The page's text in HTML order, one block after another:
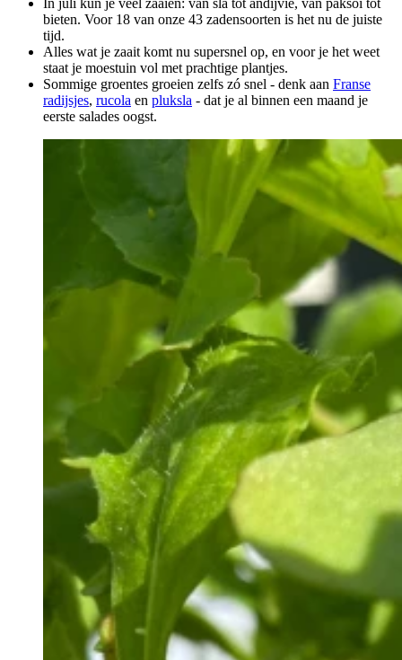
In juli kun je veel zaaien: van sla tot andijvie, van paksoi tot
bieten. Voor 18 van onze 43 zadensoorten is het nu de juiste
tijd.
Alles wat je zaait komt nu supersnel op, en voor je het weet
staat je moestuin vol met prachtige plantjes.
Sommige groentes groeien zelfs zó snel - denk aan Franse
radijsjes, rucola en pluksla - dat je al binnen een maand je
eerste salades oogst.